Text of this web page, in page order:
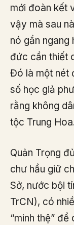
mới đoàn kết
vậy mà sau
nó gần ngang
đức cần thiết
Đó là một nét
số học giả
rằng không
tộc Trung
Quản Trọng
chư hầu giữ
Sở, nước bội
TrCN), có
“minh thệ”